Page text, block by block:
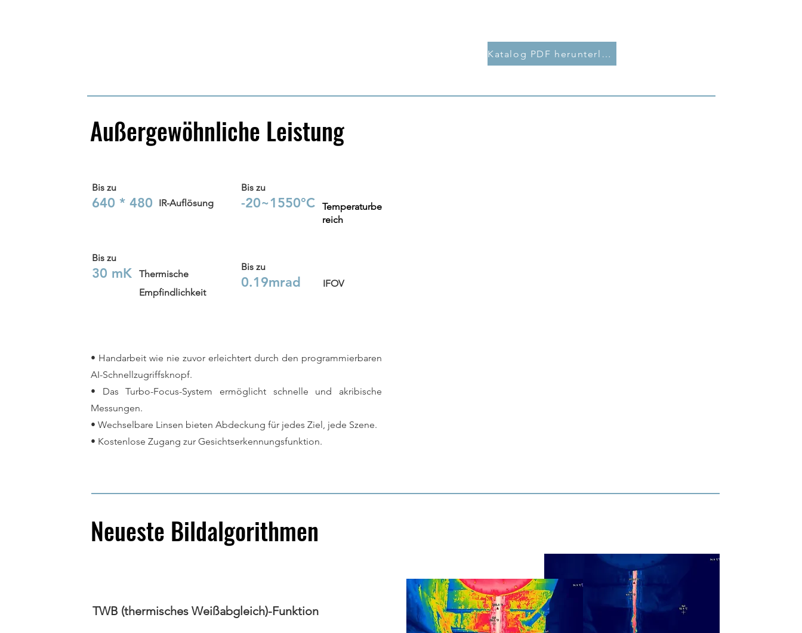
Katalog PDF herunterladen
Außergewöhnliche Leistung
Bis zu
640 * 480 IR-Auflösung
Bis zu
30 mK
Thermische
Empfindlichkeit
Bis zu
-20~1550°C
Temperaturbe
reich
Bis zu
0.19mrad IFOV
• Handarbeit wie nie zuvor erleichtert durch den programmierbaren
AI-Schnellzugriffsknopf.
• Das Turbo-Focus-System ermöglicht schnelle und akribische
Messungen.
• Wechselbare Linsen bieten Abdeckung für jedes Ziel, jede Szene.
• Kostenlose Zugang zur Gesichtserkennungsfunktion.
Neueste Bildalgorithmen
TWB (thermisches Weißabgleich)-Funktion